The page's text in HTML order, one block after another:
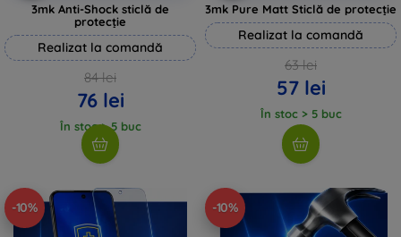
3mk Anti-Shock sticlă de
protecție
Realizat la comandă
84 lei
76 lei
În stoc > 5 buc
3mk Pure Matt Sticlă de protecție
Realizat la comandă
63 lei
57 lei
În stoc > 5 buc
-10% -10%